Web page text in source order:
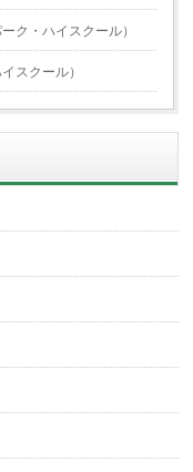
ク・ハイスクール）
スクール）